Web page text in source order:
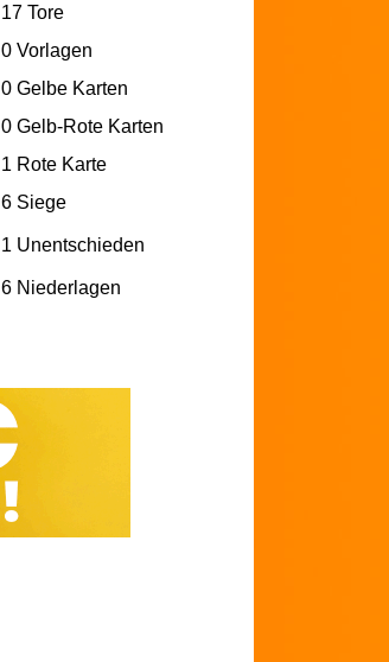
17 Tore
0 Vorlagen
0 Gelbe Karten
0 Gelb-Rote Karten
1 Rote Karte
6 Siege
1 Unentschieden
6 Niederlagen